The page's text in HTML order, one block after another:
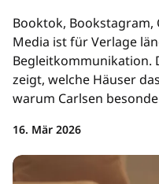
Booktok, Bookstagram,
Media ist für Verlage
Begleitkommunikation.
zeigt, welche Häuser
warum Carlsen
16. Mär 2026